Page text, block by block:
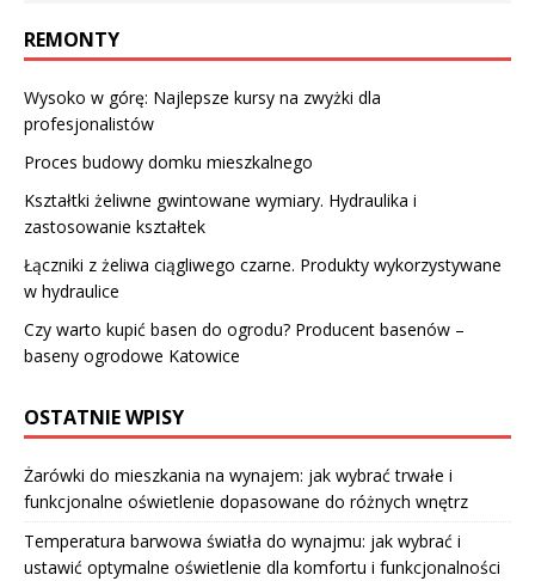
REMONTY
Wysoko w górę: Najlepsze kursy na zwyżki dla
profesjonalistów
Proces budowy domku mieszkalnego
Kształtki żeliwne gwintowane wymiary. Hydraulika i
zastosowanie kształtek
Łączniki z żeliwa ciągliwego czarne. Produkty wykorzystywane
w hydraulice
Czy warto kupić basen do ogrodu? Producent basenów –
baseny ogrodowe Katowice
OSTATNIE WPISY
Żarówki do mieszkania na wynajem: jak wybrać trwałe i
funkcjonalne oświetlenie dopasowane do różnych wnętrz
Temperatura barwowa światła do wynajmu: jak wybrać i
ustawić optymalne oświetlenie dla komfortu i funkcjonalności